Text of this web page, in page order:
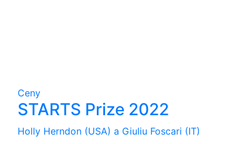
Ceny
STARTS Prize 2022
Holly Herndon (USA) a Giuliu Foscari (IT)